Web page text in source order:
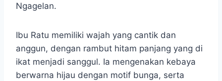
Ngagelan.
Ibu Ratu memiliki wajah yang cantik dan
anggun, dengan rambut hitam panjang yang di
ikat menjadi sanggul. Ia mengenakan kebaya
berwarna hijau dengan motif bunga, serta